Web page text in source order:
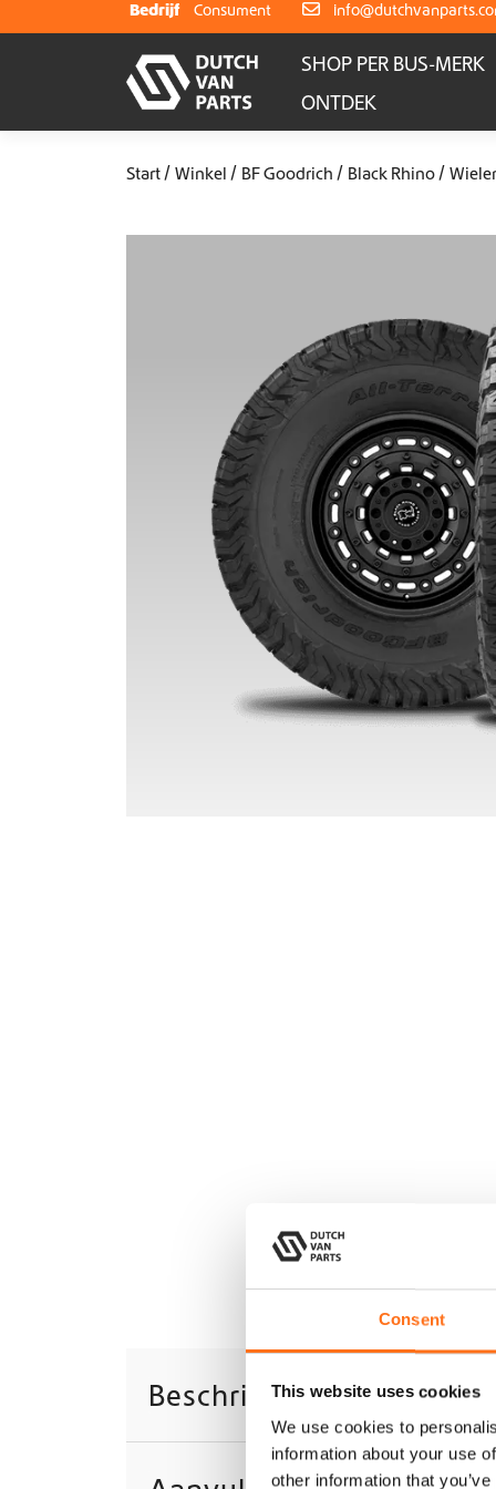
Consent
This website uses cookies
We use cookies to
information about your use
other information that
Bedrijf Consument
SHOP PER BUS-MERK
ONTDEK
Start Winkel BF Goodrich Black Rhino
Beschrijving